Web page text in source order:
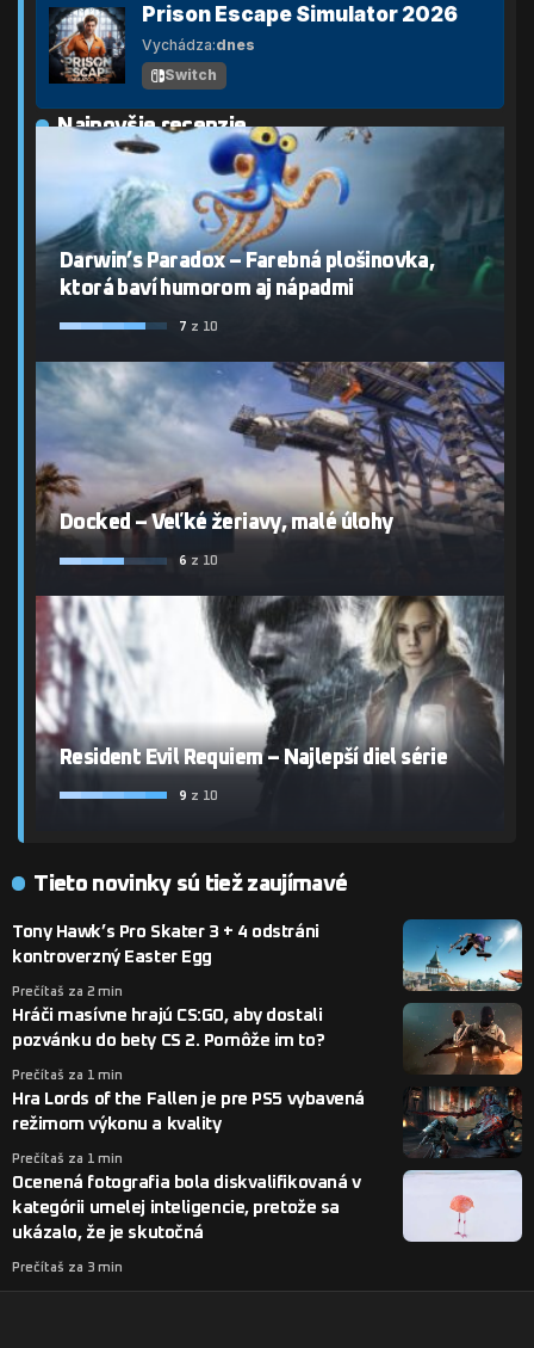
Prison Escape Simulator 2026
Vychádza:dnes
Switch
Najnovšie recenzie
Darwin’s Paradox – Farebná plošinovka,
ktorá baví humorom aj nápadmi
7 z 10
Docked – Veľké žeriavy, malé úlohy
6 z 10
Resident Evil Requiem – Najlepší diel série
9 z 10
Tieto novinky sú tiež zaujímavé
Tony Hawk’s Pro Skater 3 + 4 odstráni
kontroverzný Easter Egg
Prečítaš za 2 min
Hráči masívne hrajú CS:GO, aby dostali
pozvánku do bety CS 2. Pomôže im to?
Prečítaš za 1 min
Hra Lords of the Fallen je pre PS5 vybavená
režimom výkonu a kvality
Prečítaš za 1 min
Ocenená fotografia bola diskvalifikovaná v
kategórii umelej inteligencie, pretože sa
ukázalo, že je skutočná
Prečítaš za 3 min